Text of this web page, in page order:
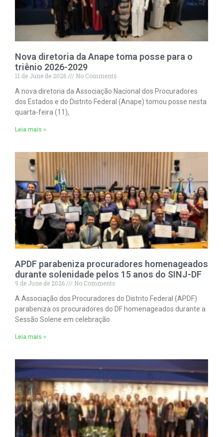
Nova diretoria da Anape toma posse para o
triênio 2026-2029
11 de June de 2026
No Comments
A nova diretoria da Associação Nacional dos Procuradores
dos Estados e do Distrito Federal (Anape) tomou posse nesta
quarta-feira (11),
Leia mais »
APDF parabeniza procuradores homenageados
durante solenidade pelos 15 anos do SINJ-DF
9 de June de 2026
No Comments
A Associação dos Procuradores do Distrito Federal (APDF)
parabeniza os procuradores do DF homenageados durante a
Sessão Solene em celebração
Leia mais »